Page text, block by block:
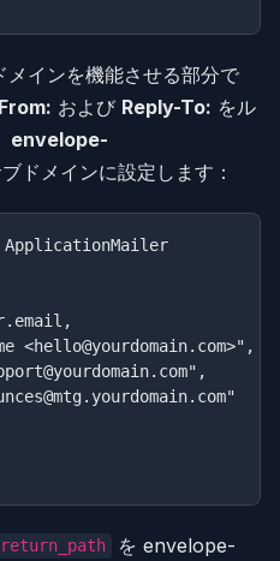
インを機能させる部分で
From: および Reply-To: をル
envelope-
ドメインに設定します：
<hello@yourdomain.com>",
return_path
を envelope-